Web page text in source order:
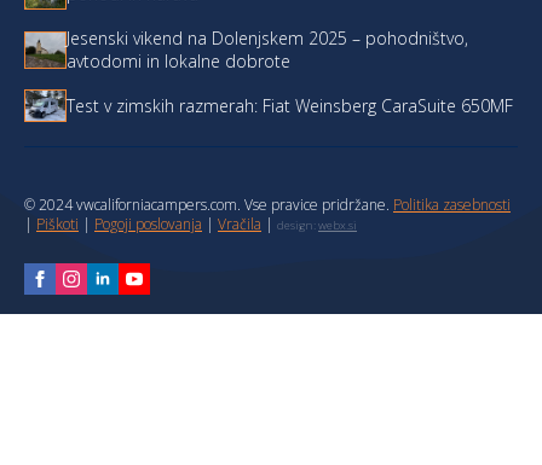
Jesenski vikend na Dolenjskem 2025 – pohodništvo,
avtodomi in lokalne dobrote
Test v zimskih razmerah: Fiat Weinsberg CaraSuite 650MF
© 2024 vwcaliforniacampers.com. Vse pravice pridržane. Politika zasebnosti
| Piškoti | Pogoji poslovanja | Vračila | design:webx.si